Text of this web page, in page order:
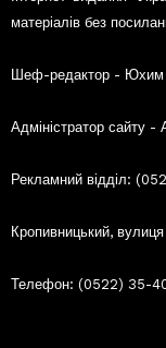
матеріалів без
Шеф-редактор -
Адміністратор сайту -
Рекламний відділ:
Кропивницький,
Телефон: (0522) 35-